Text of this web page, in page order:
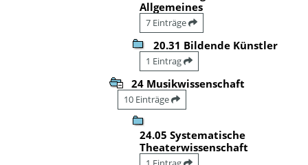
Allgemeines
7 Einträge
20.31 Bildende Künstler
1 Eintrag
24 Musikwissenschaft
10 Einträge
24.05 Systematische
Theaterwissenschaft